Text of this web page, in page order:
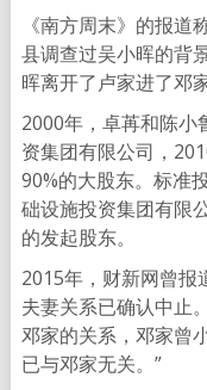
《南方周末》的报
县调查过吴小晖的背
晖离开了卢家进了邓家
2000年，卓苒和陈小
资集团有限公司，
90%的大股东。标准
础设施投资集团有限
的发起股东。
2015年，财新网曾报
夫妻关系已确认中止
邓家的关系，邓家曾
已与邓家无关。”